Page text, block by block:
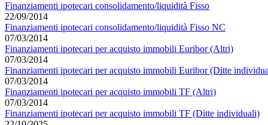
Finanziamenti ipotecari consolidamento/liquidità Fisso
22/09/2014
Finanziamenti ipotecari consolidamento/liquidità Fisso NC
07/03/2014
Finanziamenti ipotecari per acquisto immobili Euribor (Altri)
07/03/2014
Finanziamenti ipotecari per acquisto immobili Euribor (Ditte
07/03/2014
Finanziamenti ipotecari per acquisto immobili TF (Altri)
07/03/2014
Finanziamenti ipotecari per acquisto immobili TF (Ditte individuali)